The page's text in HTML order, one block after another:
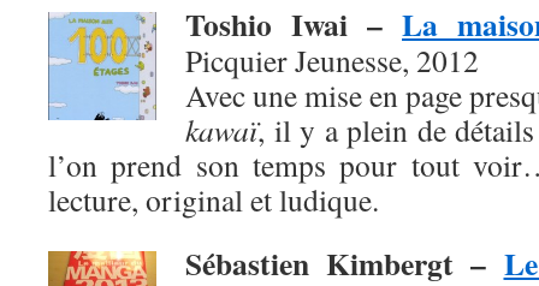
Toshio Iwai – La
Picquier Jeunesse, 2012
Avec une mise en page
kawaï, il y a plein de
l’on prend son temps pour tout
lecture, original et ludique.
Sébastien Kimbergt –